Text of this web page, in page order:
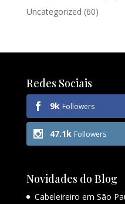
Uncategorized (60)
Redes Sociais
9k Followers
47.1k Followers
Novidades do Blog
Cabeleireiro em São